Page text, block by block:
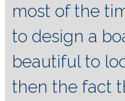
most of the
to design a
beautiful to
then the fact